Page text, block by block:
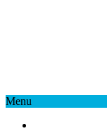
Menu